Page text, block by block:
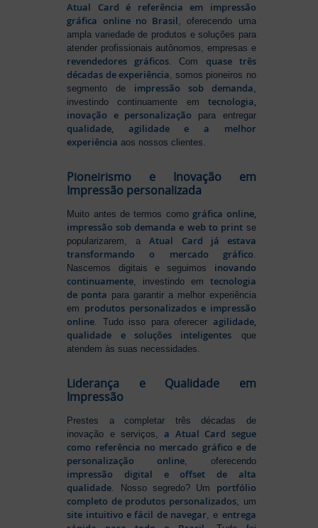
Atual Card é referência em impressão
gráfica online no Brasil, oferecendo uma
ampla variedade de produtos e soluções para
atender profissionais autônomos, empresas e
revendedores gráficos. Comquase três
décadas de experiência, somos pioneiros no
segmento de impressão sob demanda,
investindo continuamente em tecnologia,
inovação e personalização para entregar
qualidade, agilidade e a melhor
experiência aos nossos clientes.
Pioneirismo e Inovação em
Impressão personalizada
Muito antes de termos como gráfica online,
impressão sob demanda e web to printse
popularizarem, aAtual Card já estava
transformando o mercado gráfico.
Nascemos digitais e seguimos inovando
continuamente, investindo em tecnologia
de ponta para garantir a melhor experiência
em produtos personalizados e impressão
online. Tudo isso para oferecer agilidade,
qualidade e soluções inteligentes que
atendem às suas necessidades.
Liderança e Qualidade em
Impressão
Prestes a completar três décadas de
inovação e serviços,a Atual Card segue
como referência no mercado gráfico e de
personalização online, oferecendo
impressão digital e offset de alta
qualidade . Nosso segredo? Um portfólio
completo de produtos personalizados , um
site intuitivo e fácil de navegar , e entrega